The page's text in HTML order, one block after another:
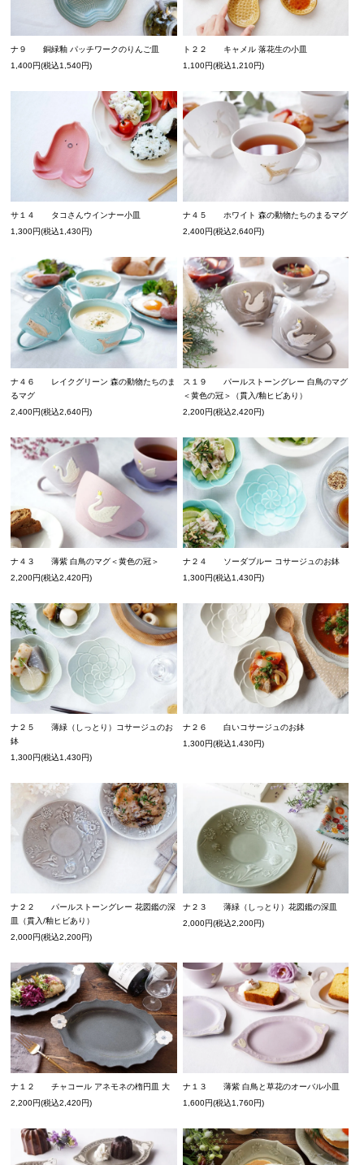
ナ９ 銅緑釉 パッチワークのりんご皿
1,400円(税込1,540円)
ト２２ キャメル 落花生の小皿
1,100円(税込1,210円)
サ１４ タコさんウインナー小皿
1,300円(税込1,430円)
ナ４５ ホワイト 森の動物たちのまるマグ
2,400円(税込2,640円)
ナ４６ レイクグリーン 森の動物たちのま
るマグ
2,400円(税込2,640円)
ス１９ パールストーングレー 白鳥のマグ
＜黄色の冠＞（貫入/釉ヒビあり）
2,200円(税込2,420円)
ナ４３ 薄紫 白鳥のマグ＜黄色の冠＞
2,200円(税込2,420円)
ナ２４ ソーダブルー コサージュのお鉢
1,300円(税込1,430円)
ナ２５ 薄緑（しっとり）コサージュのお
鉢
1,300円(税込1,430円)
ナ２６ 白いコサージュのお鉢
1,300円(税込1,430円)
ナ２２ パールストーングレー 花図鑑の深
皿（貫入/釉ヒビあり）
2,000円(税込2,200円)
ナ２３ 薄緑（しっとり）花図鑑の深皿
2,000円(税込2,200円)
ナ１２ チャコール アネモネの楕円皿 大
2,200円(税込2,420円)
ナ１３ 薄紫 白鳥と草花のオーバル小皿
1,600円(税込1,760円)